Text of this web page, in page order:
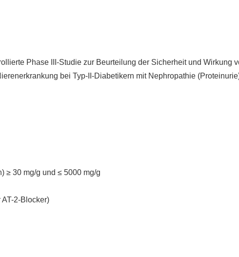
Phase III-Studie zur Beurteilung der Sicherheit und Wirkung
bei Typ-II-Diabetikern mit Nephropathie
≥ 30 mg/g und ≤ 5000 mg/g
2-Blocker)